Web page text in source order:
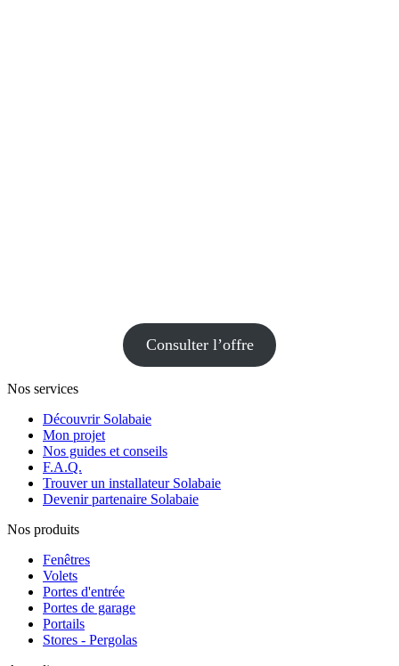
Consulter l’offre
Nos services
Découvrir Solabaie
Mon projet
Nos guides et conseils
F.A.Q.
Trouver un installateur Solabaie
Devenir partenaire Solabaie
Nos produits
Fenêtres
Volets
Portes d'entrée
Portes de garage
Portails
Stores - Pergolas